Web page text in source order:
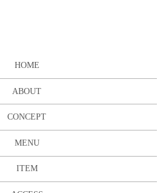
HOME
ABOUT
CONCEPT
MENU
ITEM